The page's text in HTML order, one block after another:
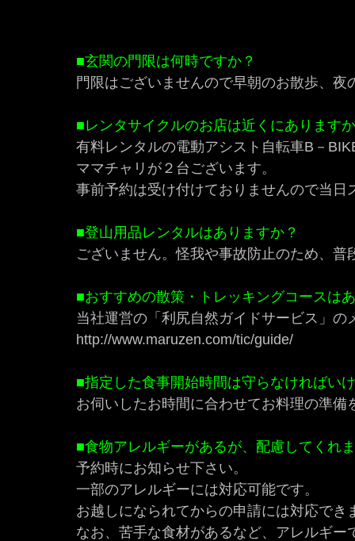
■玄関の門限は何時ですか？
門限はございませんので早朝のお散歩、夜
■レンタサイクルのお店は近くにあります
有料レンタルの電動アシスト自転車B－
ママチャリが２台ございます。
事前予約は受け付けておりませんので当日
■登山用品レンタルはありますか？
ございません。怪我や事故防止のため、
■おすすめの散策・トレッキングコースは
当社運営の「利尻自然ガイドサービス」
http://www.maruzen.com/tic/guide/
■指定した食事開始時間は守らなければい
お伺いしたお時間に合わせてお料理の準
■食物アレルギーがあるが、配慮してくれ
予約時にお知らせ下さい。
一部のアレルギーには対応可能です。
お越しになられてからの申請には対応で
なお、苦手な食材があるなど、アレルギ